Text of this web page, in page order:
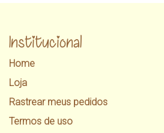
Institucional
Home
Loja
Rastrear meus pedidos
Termos de uso